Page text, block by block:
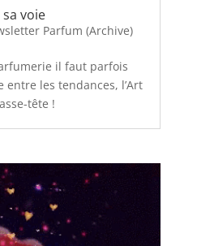
voie
Parfum (Archive)
il faut parfois
les tendances, l’Art
tête !